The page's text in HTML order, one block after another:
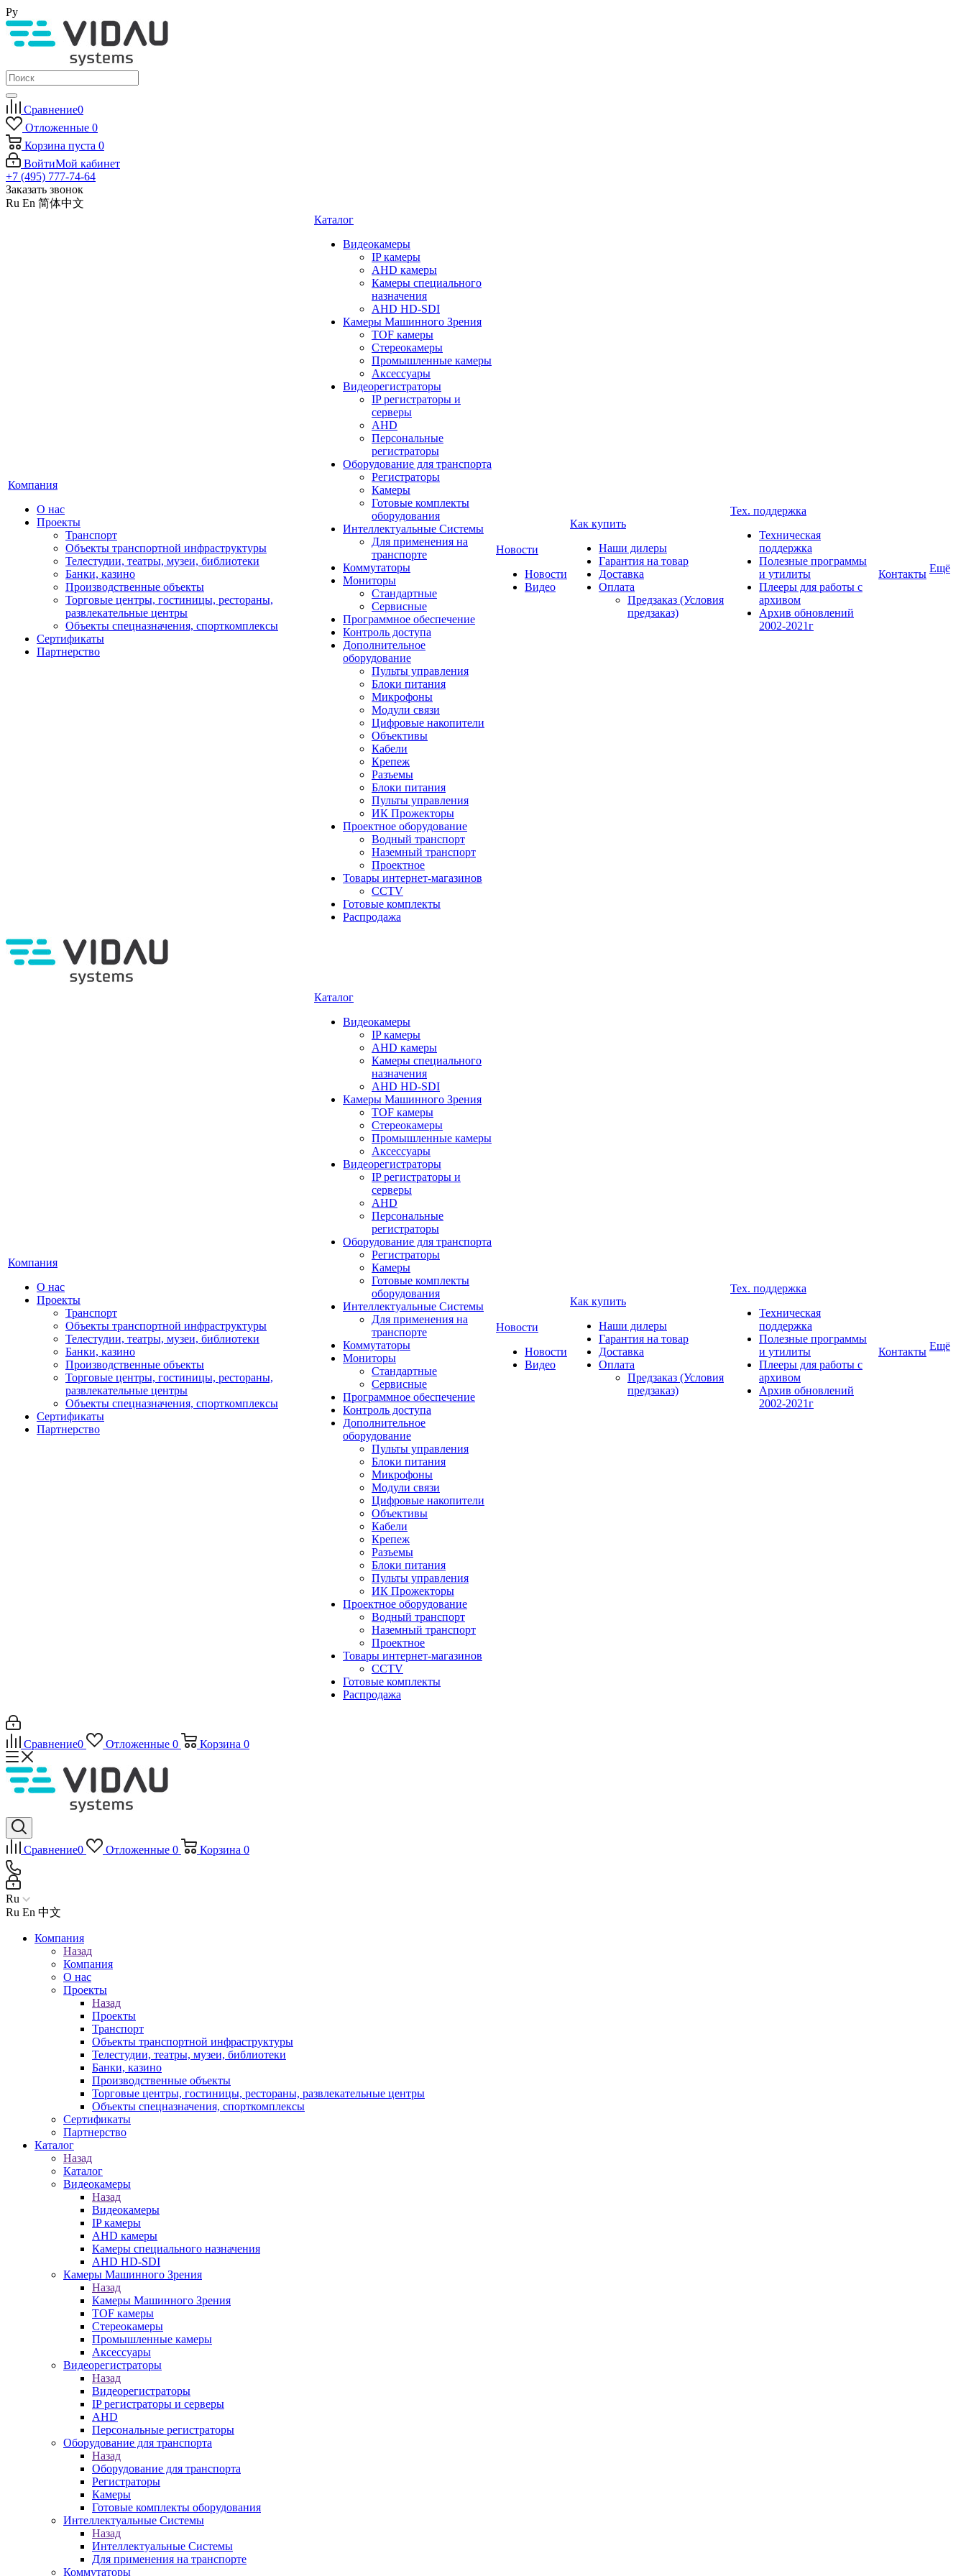
Ру
Сравнение0
Отложенные 0
Корзина пуста 0
ВойтиМой кабинет
+7 (495) 777-74-64
Заказать звонок
Ru En 简体中文
Компания
О нас
Проекты
Транспорт
Объекты транспортной инфраструктуры
Телестудии, театры, музеи, библиотеки
Банки, казино
Производственные объекты
Торговые центры, гостиницы, рестораны,
развлекательные центры
Объекты спецназначения, спорткомплексы
Сертификаты
Партнерство
Каталог
Видеокамеры
IP камеры
AHD камеры
Камеры специального
назначения
AHD HD-SDI
Камеры Машинного Зрения
TOF камеры
Стереокамеры
Промышленные камеры
Аксессуары
Видеорегистраторы
IP регистраторы и
серверы
AHD
Персональные
регистраторы
Оборудование для транспорта
Регистраторы
Камеры
Готовые комплекты
оборудования
Интеллектуальные Системы
Для применения на
транспорте
Коммутаторы
Мониторы
Стандартные
Сервисные
Программное обеспечение
Контроль доступа
Дополнительное
оборудование
Пульты управления
Блоки питания
Микрофоны
Модули связи
Цифровые накопители
Объективы
Кабели
Крепеж
Разъемы
Блоки питания
Пульты управления
ИК Прожекторы
Проектное оборудование
Водный транспорт
Наземный транспорт
Проектное
Товары интернет-магазинов
CCTV
Готовые комплекты
Распродажа
Новости
Новости
Видео
Как купить
Наши дилеры
Гарантия на товар
Доставка
Оплата
Предзаказ (Условия
предзаказ)
Тех. поддержка
Техническая
поддержка
Полезные программы
и утилиты
Плееры для работы с
архивом
Архив обновлений
2002-2021г
Контакты Ещё
Компания
О нас
Проекты
Транспорт
Объекты транспортной инфраструктуры
Телестудии, театры, музеи, библиотеки
Банки, казино
Производственные объекты
Торговые центры, гостиницы, рестораны,
развлекательные центры
Объекты спецназначения, спорткомплексы
Сертификаты
Партнерство
Каталог
Видеокамеры
IP камеры
AHD камеры
Камеры специального
назначения
AHD HD-SDI
Камеры Машинного Зрения
TOF камеры
Стереокамеры
Промышленные камеры
Аксессуары
Видеорегистраторы
IP регистраторы и
серверы
AHD
Персональные
регистраторы
Оборудование для транспорта
Регистраторы
Камеры
Готовые комплекты
оборудования
Интеллектуальные Системы
Для применения на
транспорте
Коммутаторы
Мониторы
Стандартные
Сервисные
Программное обеспечение
Контроль доступа
Дополнительное
оборудование
Пульты управления
Блоки питания
Микрофоны
Модули связи
Цифровые накопители
Объективы
Кабели
Крепеж
Разъемы
Блоки питания
Пульты управления
ИК Прожекторы
Проектное оборудование
Водный транспорт
Наземный транспорт
Проектное
Товары интернет-магазинов
CCTV
Готовые комплекты
Распродажа
Новости
Новости
Видео
Как купить
Наши дилеры
Гарантия на товар
Доставка
Оплата
Предзаказ (Условия
предзаказ)
Тех. поддержка
Техническая
поддержка
Полезные программы
и утилиты
Плееры для работы с
архивом
Архив обновлений
2002-2021г
Контакты Ещё
Сравнение0 Отложенные 0 Корзина 0
Сравнение0 Отложенные 0 Корзина 0
Ru
Ru En 中文
Компания
Назад
Компания
О нас
Проекты
Назад
Проекты
Транспорт
Объекты транспортной инфраструктуры
Телестудии, театры, музеи, библиотеки
Банки, казино
Производственные объекты
Торговые центры, гостиницы, рестораны, развлекательные центры
Объекты спецназначения, спорткомплексы
Сертификаты
Партнерство
Каталог
Назад
Каталог
Видеокамеры
Назад
Видеокамеры
IP камеры
AHD камеры
Камеры специального назначения
AHD HD-SDI
Камеры Машинного Зрения
Назад
Камеры Машинного Зрения
TOF камеры
Стереокамеры
Промышленные камеры
Аксессуары
Видеорегистраторы
Назад
Видеорегистраторы
IP регистраторы и серверы
AHD
Персональные регистраторы
Оборудование для транспорта
Назад
Оборудование для транспорта
Регистраторы
Камеры
Готовые комплекты оборудования
Интеллектуальные Системы
Назад
Интеллектуальные Системы
Для применения на транспорте
Коммутаторы